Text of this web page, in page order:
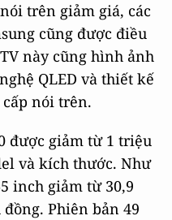
trên giảm giá, các
cũng được điều
này cũng hình ảnh
QLED và thiết kế
cấp nói trên.
được giảm từ 1 triệu
và kích thước. Như
inch giảm từ 30,9
Phiên bản 49